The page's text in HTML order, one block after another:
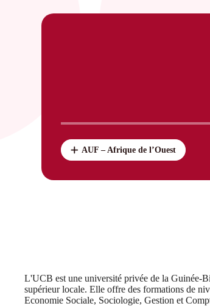
AUF – Afrique de l’Ouest
L'UCB est une université privée de la Guinée-
supérieur locale. Elle offre des formations de
Economie Sociale, Sociologie, Gestion et